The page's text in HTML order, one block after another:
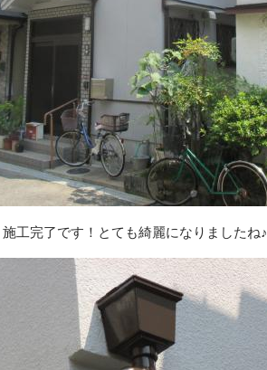
施工完了です！とても綺麗になりましたね♪